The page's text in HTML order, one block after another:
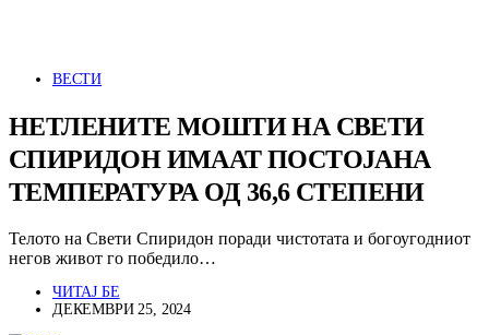
ВЕСТИ
НЕТЛЕНИТЕ МОШТИ НА СВЕТИ
СПИРИДОН ИМААТ ПОСТОЈАНА
ТЕМПЕРАТУРА ОД 36,6 СТЕПЕНИ
Телото на Свети Спиридон поради чистотата и богоугодниот
негов живот го победило…
ЧИТАЈ БЕ
ДЕКЕМВРИ 25, 2024